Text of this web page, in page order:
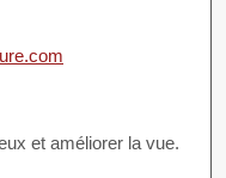
et améliorer la vue.